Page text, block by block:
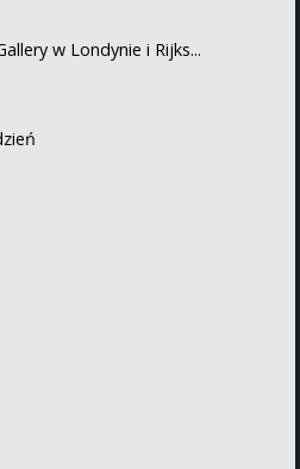
w Londynie i Rijks...